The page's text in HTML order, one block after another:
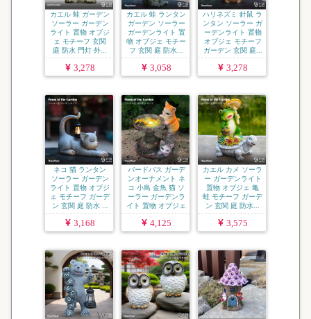
カエル 蛙 ガーデン
ソーラー ガーデン
ライト 置物 オブジ
ェ モチーフ 玄関
庭 防水 門灯 外...
3,278
カエル 蛙 ランタン
ガーデン ソーラー
ガーデンライト 置
物 オブジェ モチー
フ 玄関 庭 防水...
3,058
ハリネズミ 針鼠 ラ
ンタン ソーラー ガ
ーデンライト 置物
オブジェ モチーフ
ガーデン 玄関 庭...
3,278
ネコ 猫 ランタン
ソーラー ガーデン
ライト 置物 オブジ
ェ モチーフ ガーデ
ン 玄関 庭 防水 ...
3,168
バードバス ガーデ
ンオーナメント ネ
コ 小鳥 金魚 猫 ソ
ーラー ガーデンラ
イト 置物 オブジェ
...
4,125
カエル カメ ソーラ
ー ガーデンライト
置物 オブジェ 亀
蛙 モチーフ ガーデ
ン 玄関 庭 防水...
3,575